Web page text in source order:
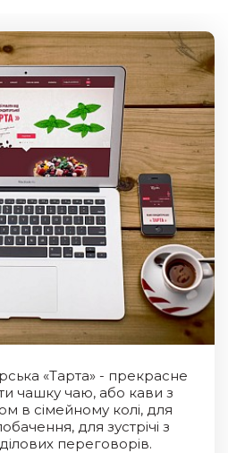
«Тарта» - прекрасне
чашку чаю, або кави з
в сімейному колі, для
для зустрічі з
переговорів.